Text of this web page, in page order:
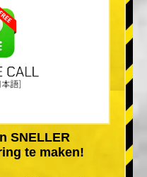
SNELLER
te maken!